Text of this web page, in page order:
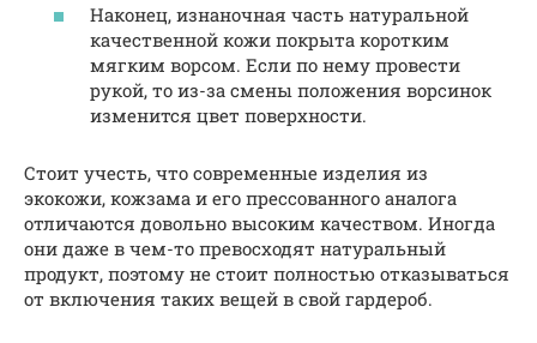
Наконец, изнаночная часть натуральной
качественной кожи покрыта коротким
мягким ворсом. Если по нему провести
рукой, то из-за смены положения ворсинок
изменится цвет поверхности.
Стоит учесть, что современные изделия из
экокожи, кожзама и его прессованного аналога
отличаются довольно высоким качеством. Иногда
они даже в чем-то превосходят натуральный
продукт, поэтому не стоит полностью отказываться
от включения таких вещей в свой гардероб.